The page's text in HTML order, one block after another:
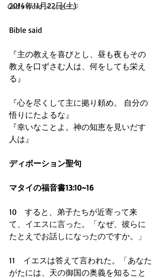
God's Word メッセージ
2014年11月22日(土)
Bible said
『主の教えを喜びとし、昼も夜もその
教えを口ずさむ人は、何をしても栄え
る』
『心を尽くして主に拠り頼め。 自分の
悟りにたよるな』
『幸いなことよ。神の知恵を見いだす
人は』
ディボーション聖句
マタイの福音書13:10~16
10　すると、弟子たちが近寄って来
て、イエスに言った。「なぜ、彼らに
たとえでお話しになったのですか。」
11　イエスは答えて言われた。「あなた
がたには、天の御国の奥義を知ること